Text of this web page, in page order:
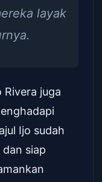
layak
Rivera juga
Ijo sudah
siap